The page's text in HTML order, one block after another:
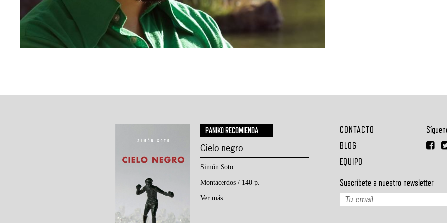
PANIKO RECOMIENDA
Cielo negro
Simón Soto
Montacerdos / 140 p.
Ver más
CONTACTO
BLOG
EQUIPO
Suscríbete a nuestro newsletter